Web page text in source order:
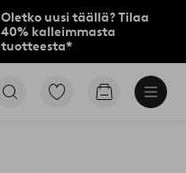
Oletko uusi täällä? Tilaa
40% kalleimmasta
tuotteesta*
Siirry
Siirry